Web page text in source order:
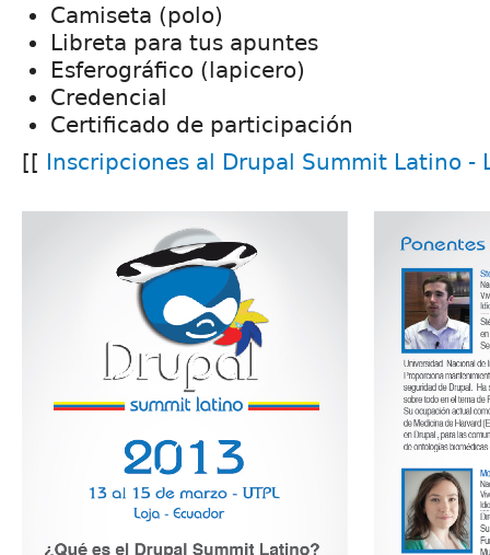
Camiseta (polo)
Libreta para tus apuntes
Esferográfico (lapicero)
Credencial
Certificado de participación
[[ Inscripciones al Drupal Summit Latino -